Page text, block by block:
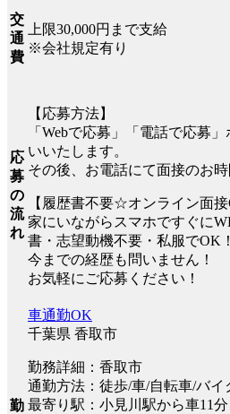
交
通
費
上限30,000円まで支給
※会社規定有り
応
募
の
流
れ
【応募方法】
「Webで応募」「電話で応募
いいたします。
その後、お電話にて面接のお時
【履歴書不要☆オンライン面接
家にいながらスマホですぐに
書・志望動機不要・私服でOK！
今までの経歴も問いません！
お気軽にご応募ください！
勤
車通勤OK
千葉県 香取市
勤務詳細：香取市
通勤方法：徒歩/車/自転車/バイ
最寄り駅：小見川駅から車11分